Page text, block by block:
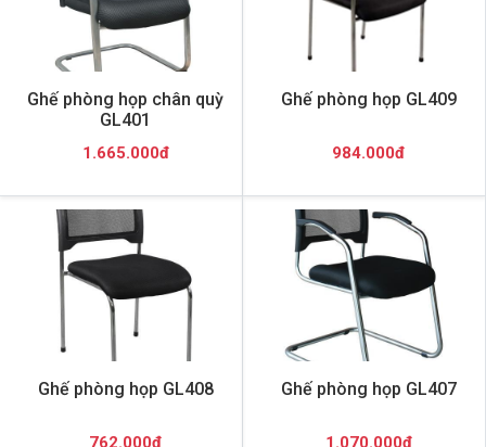
Ghế phòng họp chân quỳ
GL401
1.665.000đ
Ghế phòng họp GL409
984.000đ
Ghế phòng họp GL408
762.000đ
Ghế phòng họp GL407
1.070.000đ